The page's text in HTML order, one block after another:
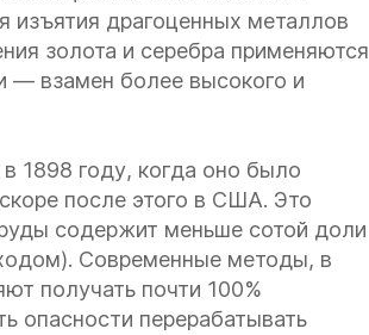
изъятия драгоценных металлов
золота и серебра применяются
— взамен более высокого и
1898 году, когда оно было
после этого в США. Это
содержит меньше сотой доли
Современные методы, в
получать почти 100%
опасности перерабатывать